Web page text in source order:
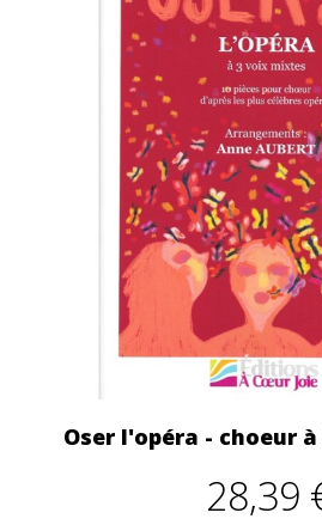
Oser l'opéra - choeur
28,39